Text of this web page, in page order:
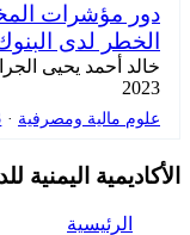
الخطر لدى
خالد أحمد يحيى
2023
علوم مالية ومصرفية ·
الأكاديمية اليمنية
الرئيسية